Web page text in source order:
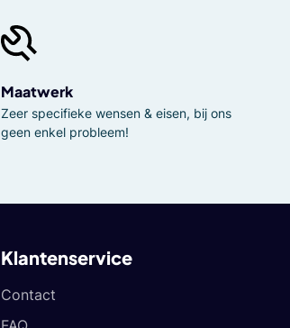
Maatwerk
Zeer specifieke wensen & eisen, bij ons
geen enkel probleem!
Klantenservice
Contact